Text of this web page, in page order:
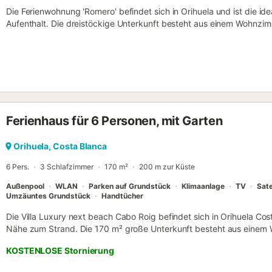
Die Ferienwohnung 'Romero' befindet sich in Orihuela und ist die
Aufenthalt. Die dreistöckige Unterkunft besteht aus einem
Ausstattung gehören außerdem WLAN, ein TV, eine Klimaanlage
Ferienwohnung verfügt über einen privaten Außenbereich mit
zu einem gemeinsamen Außenbereich mit Pool und überdachter
Schlafzimmer mit einem Doppelbett, ein weiteres Schlafzimmer
Aufzug ist im Gebäude vorhanden. Der Zugang zum privaten
Ferienhaus für 6 Personen, mit Garten
Orihuela, Costa Blanca
6 Pers. 3 Schlafzimmer 170 m² 200 m zur Küste
Außenpool WLAN Parken auf Grundstück Klimaanlage TV
Umzäuntes Grundstück
Handtücher
Die Villa Luxury next beach Cabo Roig befindet sich in Orihuela
Nähe zum Strand. Die 170 m² große Unterkunft besteht aus einem
6 Personen. Zur Ausstattung gehören außerdem Highspeed-Wi-Fi
eigenen Arbeitsplatz für Homeoffice, ein TV, eine Klimaanlage, ein
KOSTENLOSE Stornierung